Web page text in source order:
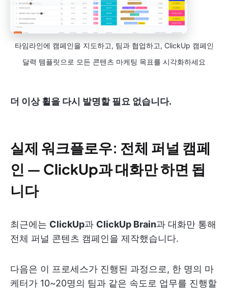
타임라인에 캠페인을 지도하고, 팀과 협업하고, ClickUp 캠페인
달력 템플릿으로 모든 콘텐츠 마케팅 목표를 시각화하세요
더 이상 휠을 다시 발명할 필요 없습니다.
실제 워크플로우: 전체 퍼널 캠페
인 — ClickUp과 대화만 하면 됩
니다
최근에는 ClickUp과 ClickUp Brain과 대화만 통해
전체 퍼널 콘텐츠 캠페인을 제작했습니다.
다음은 이 프로세스가 진행된 과정으로, 한 명의 마
케터가 10~20명의 팀과 같은 속도로 업무를 진행할